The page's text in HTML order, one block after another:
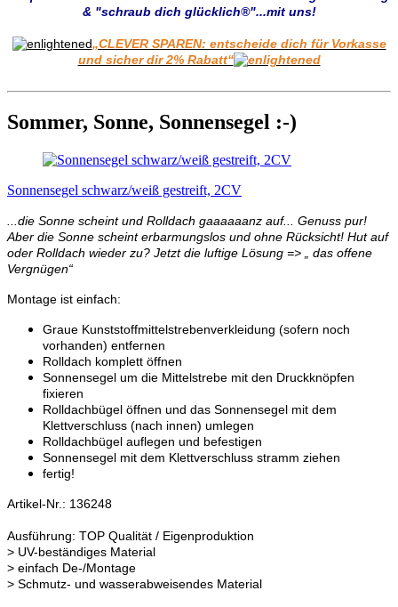
& "schraub dich glücklich®"...mit uns!
„CLEVER SPAREN: entscheide dich für Vorkasse
und sicher dir 2% Rabatt“
Sommer, Sonne, Sonnensegel :-)
Sonnensegel schwarz/weiß gestreift, 2CV
...die Sonne scheint und Rolldach gaaaaaanz auf... Genuss pur!
Aber die Sonne scheint erbarmungslos und ohne Rücksicht! Hut auf
oder Rolldach wieder zu? Jetzt die luftige Lösung => „ das offene
Vergnügen“
Montage ist einfach:
Graue Kunststoffmittelstrebenverkleidung (sofern noch
vorhanden) entfernen
Rolldach komplett öffnen
Sonnensegel um die Mittelstrebe mit den Druckknöpfen
fixieren
Rolldachbügel öffnen und das Sonnensegel mit dem
Klettverschluss (nach innen) umlegen
Rolldachbügel auflegen und befestigen
Sonnensegel mit dem Klettverschluss stramm ziehen
fertig!
Artikel-Nr.: 136248
Ausführung: TOP Qualität / Eigenproduktion
> UV-beständiges Material
> einfach De-/Montage
> Schmutz- und wasserabweisendes Material